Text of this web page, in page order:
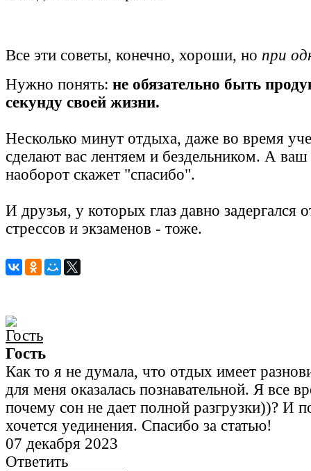
Все эти советы, конечно, хороши, но при
Нужно понять: не обязательно быть
секунду своей жизни.
Несколько минут отдыха, даже во время
сделают вас лентяем и бездельником. А
наоборот скажет "спасибо".
И друзья, у которых глаз давно задергался
стрессов и экзаменов - тоже.
Гость
Как то я не думала, что отдых имеет
для меня оказалась познавательной. Я все
почему сон не дает полной разгрузки))? И
хочется уединения. Спасибо за статью!
07 декабря 2023
Ответить